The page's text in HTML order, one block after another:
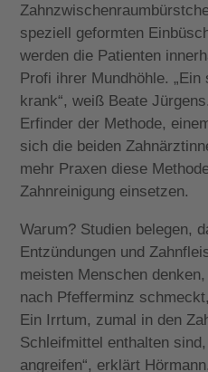
speziell geformten
werden die Patienten
Profi ihrer Mundhöhle.
krank“, weiß Beate
Erfinder der Methode,
sich die beiden
mehr Praxen diese
Zahnreinigung einsetzen.
Warum? Studien belegen,
Entzündungen und
meisten Menschen
nach Pfefferminz
Ein Irrtum, zumal in den
Schleifmittel enthalten
angreifen“, erklärt